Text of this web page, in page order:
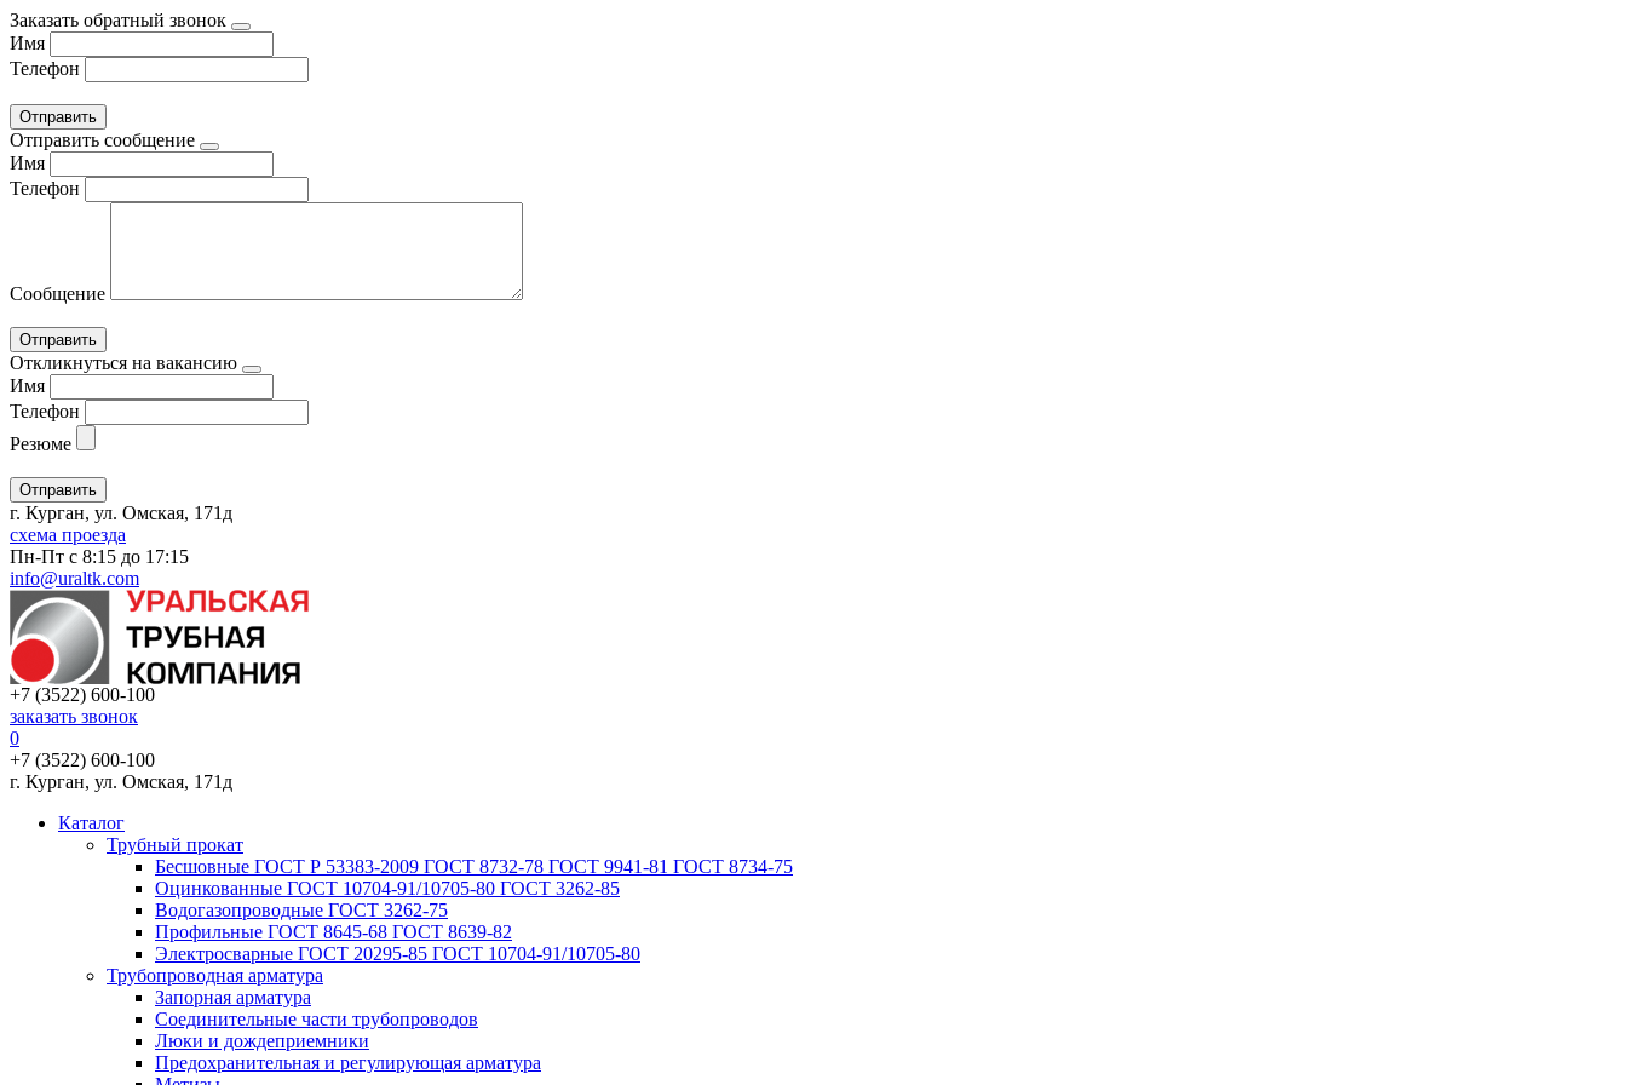
Заказать обратный звонок
Имя
Телефон
Отправить сообщение
Имя
Телефон
Сообщение
Откликнуться на вакансию
Имя
Телефон
Резюме
г. Курган, ул. Омская, 171д
схема проезда
Пн-Пт с 8:15 до 17:15
info@uraltk.com
+7 (3522) 600-100
заказать звонок
0
+7 (3522) 600-100
г. Курган, ул. Омская, 171д
Каталог
Трубный прокат
Беcшовные ГОСТ Р 53383-2009 ГОСТ 8732-78 ГОСТ 9941-81 ГОСТ 8734-75
Оцинкованные ГОСТ 10704-91/10705-80 ГОСТ 3262-85
Водогазопроводные ГОСТ 3262-75
Профильные ГОСТ 8645-68 ГОСТ 8639-82
Электросварные ГОСТ 20295-85 ГОСТ 10704-91/10705-80
Трубопроводная арматура
Запорная арматура
Соединительные части трубопроводов
Люки и дождеприемники
Предохранительная и регулирующая арматура